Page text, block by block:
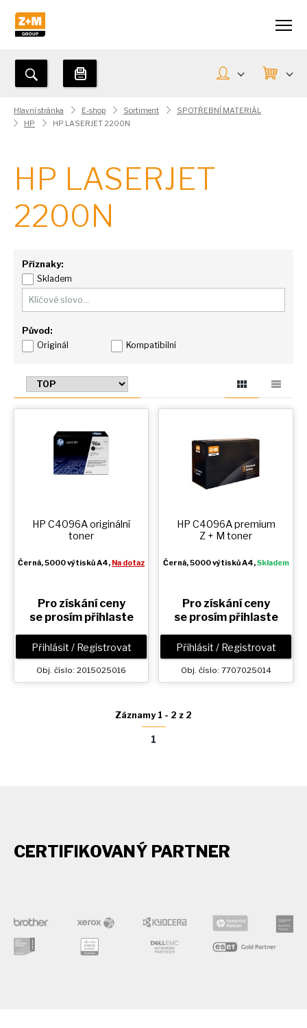
Hlavní stránka E-shop Sortiment
SPOTŘEBNÍ MATERIÁL
HP
HP LASERJET 2200N
HP LASERJET
2200N
Příznaky:
Skladem
Původ:
Originál
Kompatibilní
HP C4096A originální
toner
Černá, 5000 výtisků A4, Na dotaz
Pro získání ceny
se prosím přihlaste
Přihlásit / Registrovat
Obj. číslo: 2015025016
HP C4096A premium
Z + M toner
Černá, 5000 výtisků A4,Skladem
Pro získání ceny
se prosím přihlaste
Přihlásit / Registrovat
Obj. číslo: 7707025014
Záznamy 1 - 2 z 2
1
CERTIFIKOVANÝ PARTNER